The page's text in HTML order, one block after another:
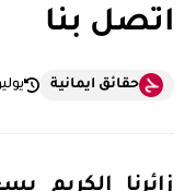
اتصل بنا
حقائق ايمانية يوليو 24,
زائرنا الكريم